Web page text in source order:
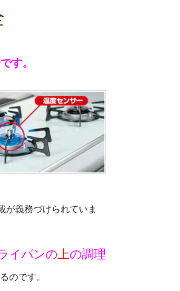
す。
が義務づけられていま
イパンの 上の調理
のです。